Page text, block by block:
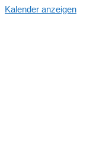
Kalender anzeigen